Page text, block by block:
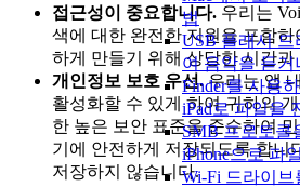
법
USB 플래시 드
여 음악을 듣거
Finder를 사용
iPad로 파일을
SMB 프로토콜
iPhone으로 파
Wi-Fi 드라이브
접근성이 중요합니다. 우리는
색에 대한 완전한 지원을 포함
하게 만들기 위해 상당한 시간
개인정보 보호 우선.우리는 앱
활성화할 수 있게 하여 귀하의
한 높은 보안 표준을 준수하여
기에 안전하게 저장되도록 합니
저장하지 않습니다.